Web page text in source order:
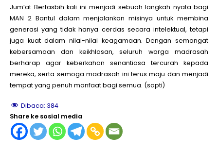
Jum’at Bertasbih kali ini menjadi sebuah langkah nyata bagi
MAN 2 Bantul dalam menjalankan misinya untuk membina
generasi yang tidak hanya cerdas secara intelektual, tetapi
juga kuat dalam nilai-nilai keagamaan. Dengan semangat
kebersamaan dan keikhlasan, seluruh warga madrasah
berharap agar keberkahan senantiasa tercurah kepada
mereka, serta semoga madrasah ini terus maju dan menjadi
tempat yang penuh manfaat bagi semua. (sapti)
Dibaca: 384
Share ke sosial media